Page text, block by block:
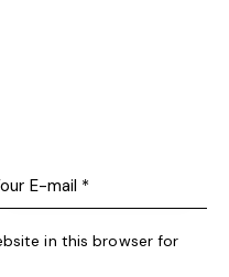
in this browser for